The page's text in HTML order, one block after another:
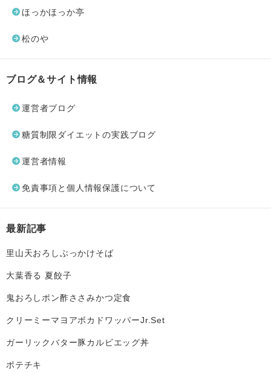
ほっかほっか亭
松のや
ブログ＆サイト情報
運営者ブログ
糖質制限ダイエットの実践ブログ
運営者情報
免責事項と個人情報保護について
最新記事
里山天おろしぶっかけそば
大葉香る 夏餃子
鬼おろしポン酢ささみかつ定食
クリーミーマヨアボカドワッパーJr.Set
ガーリックバター豚カルビエッグ丼
ポテチキ